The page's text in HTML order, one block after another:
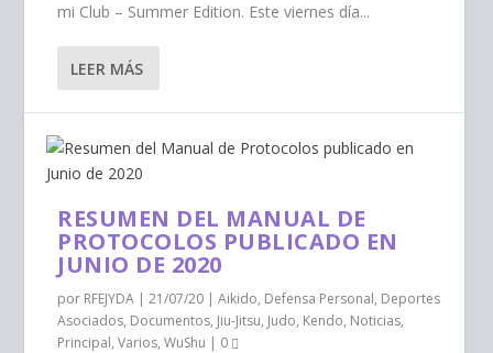
mi Club – Summer Edition. Este viernes día...
LEER MÁS
RESUMEN DEL MANUAL DE
PROTOCOLOS PUBLICADO EN
JUNIO DE 2020
por RFEJYDA |21/07/20 |Aikido, Defensa Personal, Deportes
Asociados, Documentos, Jiu-Jitsu, Judo, Kendo, Noticias,
Principal,Varios,WuShu | 0